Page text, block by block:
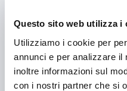
Questo sito web utilizza i
Utilizziamo i cookie per
annunci e per analizzare il
inoltre informazioni sul
con i nostri partner che si
070845955